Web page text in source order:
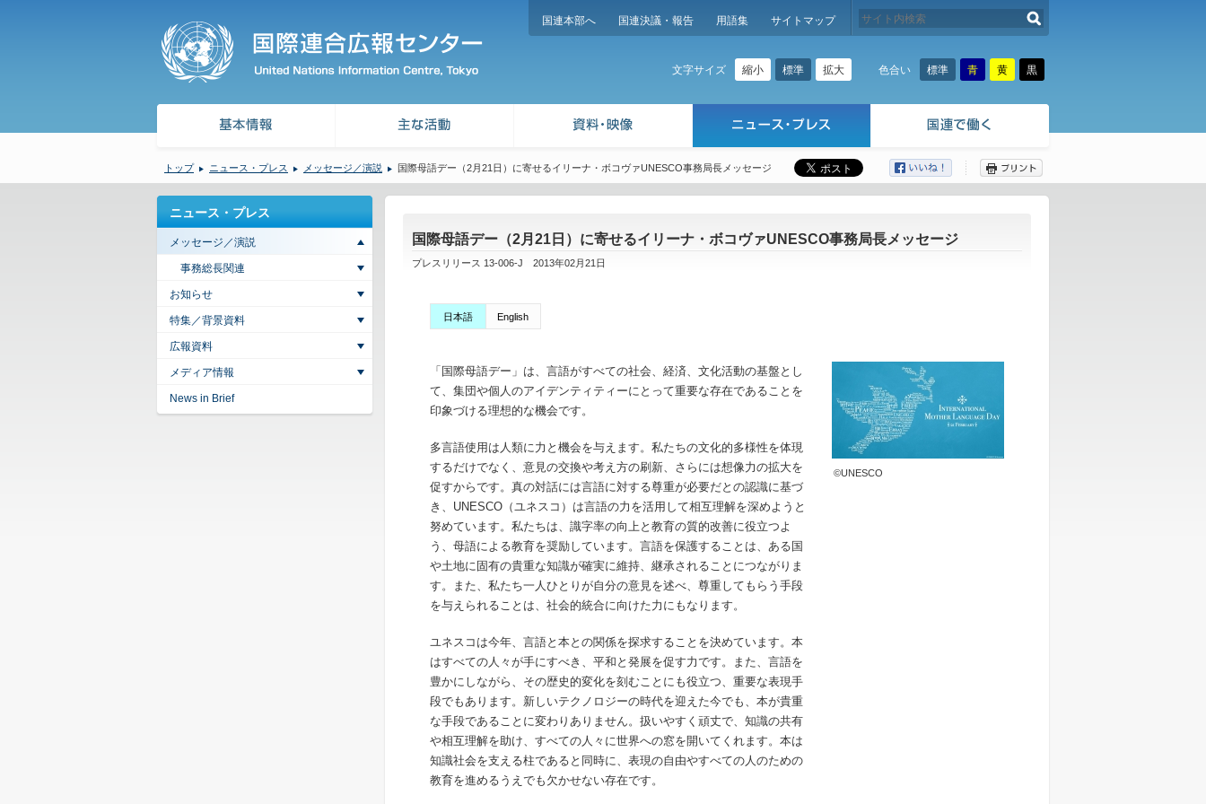
国連本部へ 国連決議・報告 用語集 サイトマップ
文字サイズ 縮小 標準 拡大 色合い 標準 青 黄 黒
トップ ニュース・プレス メッセージ／演説 国際母語デー（2月21日）に寄せるイリーナ・ボコヴァUNESCO事務局長メッセージ
国際母語デー（2月21日）に寄せるイリーナ・ボコヴァUNESCO事務局長メッセージ
プレスリリース 13-006-J 2013年02月21日
日本語 English
「国際母語デー」は、言語がすべての社会、経済、文化活動の基盤とし
て、集団や個人のアイデンティティーにとって重要な存在であることを
印象づける理想的な機会です。
多言語使用は人類に力と機会を与えます。私たちの文化的多様性を体現
するだけでなく、意見の交換や考え方の刷新、さらには想像力の拡大を
促すからです。真の対話には言語に対する尊重が必要だとの認識に基づ
き、UNESCO（ユネスコ）は言語の力を活用して相互理解を深めようと
努めています。私たちは、識字率の向上と教育の質的改善に役立つよ
う、母語による教育を奨励しています。言語を保護することは、ある国
や土地に固有の貴重な知識が確実に維持、継承されることにつながりま
す。また、私たち一人ひとりが自分の意見を述べ、尊重してもらう手段
を与えられることは、社会的統合に向けた力にもなります。
ユネスコは今年、言語と本との関係を探求することを決めています。本
はすべての人々が手にすべき、平和と発展を促す力です。また、言語を
豊かにしながら、その歴史的変化を刻むことにも役立つ、重要な表現手
段でもあります。新しいテクノロジーの時代を迎えた今でも、本が貴重
な手段であることに変わりありません。扱いやすく頑丈で、知識の共有
や相互理解を助け、すべての人々に世界への窓を開いてくれます。本は
知識社会を支える柱であると同時に、表現の自由やすべての人のための
教育を進めるうえでも欠かせない存在です。
©UNESCO
ニュース・プレス
メッセージ／演説
事務総長関連
お知らせ
特集／背景資料
広報資料
メディア情報
News in Brief